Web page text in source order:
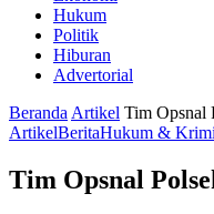
Hukum
Politik
Hiburan
Advertorial
Beranda Artikel Tim Opsnal
ArtikelBeritaHukum &
Tim Opsnal